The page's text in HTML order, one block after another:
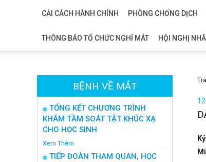
CẢI CÁCH HÀNH CHÍNH PHÒNG CHỐNG DỊCH
THÔNG BÁO TỔ CHỨC NGHỈ MÁT HỘI NGHỊ
BỆNH VỀ MẮT
TỔNG KẾT CHƯƠNG TRÌNH
KHÁM TẦM SOÁT TẬT KHÚC XẠ
CHO HỌC SINH
Xem Thêm
TIẾP ĐOÀN THAM QUAN, HỌC